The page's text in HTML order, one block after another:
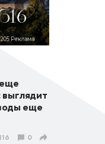
выглядит
еще
0